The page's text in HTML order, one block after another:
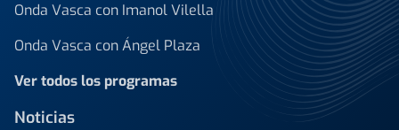
Onda Vasca con Imanol Vilella
Onda Vasca con Ángel Plaza
Ver todos los programas
Noticias